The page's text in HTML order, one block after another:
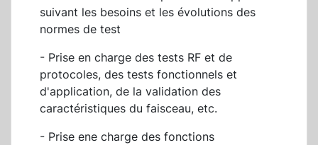
suivant les besoins et les évolutions des
normes de test
- Prise en charge des tests RF et de
protocoles, des tests fonctionnels et
d'application, de la validation des
caractéristiques du faisceau, etc.
- Prise ene charge des fonctions